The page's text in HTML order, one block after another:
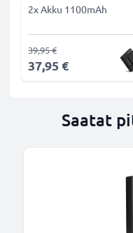
2x Akku 1100mAh
37,95 €
39,95 €
Saatat